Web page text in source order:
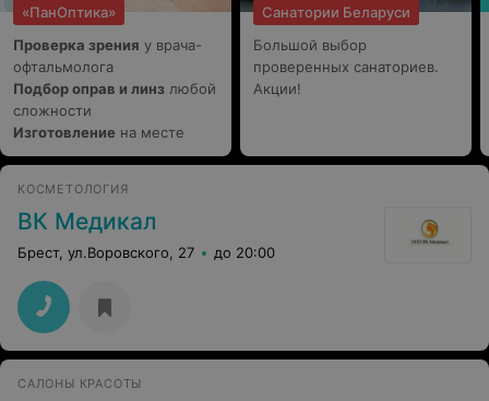
салоне!!! Я не просто не рекомендую, а советую
«ПанОптика»
Проверка зрения у врача-
офтальмолога
Подбор оправ и линз любой
сложности
Изготовление на месте
Санатории Беларуси
Большой выбор
проверенных санаториев.
Акции!
КОСМЕТОЛОГИЯ
ВК Медикал
Брест, ул.Воровского, 27 до 20:00
САЛОНЫ КРАСОТЫ